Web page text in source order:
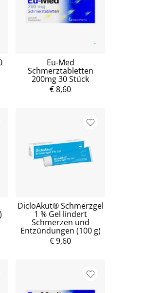
Eu-Med
Schmerztabletten
200mg 30 Stück
€ 8,60
DicloAkut® Schmerzgel
1 % Gel lindert
Schmerzen und
Entzündungen (100 g)
€ 9,60